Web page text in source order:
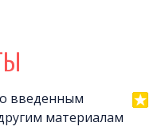
введенным
материалам